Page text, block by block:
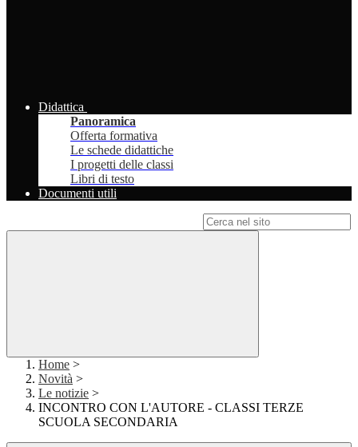
Didattica
Panoramica
Offerta formativa
Le schede didattiche
I progetti delle classi
Libri di testo
Documenti utili
Home >
Novità >
Le notizie >
INCONTRO CON L'AUTORE - CLASSI TERZE
SCUOLA SECONDARIA